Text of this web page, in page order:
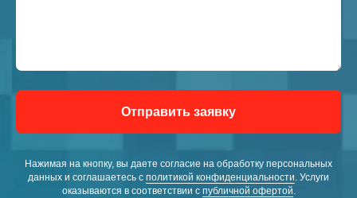
Отправить заявку
Нажимая на кнопку, вы даете согласие на обработку персональных
данных и соглашаетесь c политикой конфиденциальности. Услуги
оказываются в соответствии с публичной офертой.